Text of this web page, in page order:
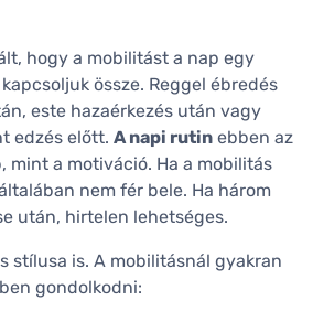
hogy a mobilitást a nap egy
össze. Reggel ébredés
este hazaérkezés után vagy
edzés előtt. A napi rutin ebben az
mint a motiváció. Ha a mobilitás
nem fér bele. Ha három
után, hirtelen lehetséges.
stílusa is. A mobilitásnál gyakran
gondolkodni: